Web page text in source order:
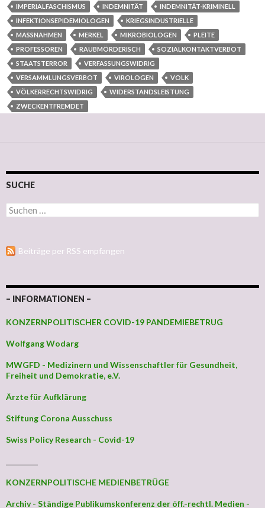
IMPERIALFASCHISMUS
INDEMNITÄT
INDEMNITÄT-KRIMINELL
INFEKTIONSEPIDEMIOLOGEN
KRIEGSINDUSTRIELLE
MASSNAHMEN
MERKEL MIKROBIOLOGEN
PLEITE
PROFESSOREN
RAUBMÖRDERISCH
SOZIALKONTAKTVERBOT
STAATSTERROR
VERFASSUNGSWIDRIG
VERSAMMLUNGSVERBOT
VIROLOGEN
VOLK
VÖLKERRECHTSWIDRIG
WIDERSTANDSLEISTUNG
ZWECKENTFREMDET
SUCHE
Suchen nach:
Beiträge per RSS empfangen
– INFORMATIONEN –
KONZERNPOLITISCHER COVID-19 PANDEMIEBETRUG
Wolfgang Wodarg
MWGFD - Medizinern und Wissenschaftler für Gesundheit,
Freiheit und Demokratie, e.V.
Ärzte für Aufklärung
Stiftung Corona Ausschuss
Swiss Policy Research - Covid-19
KONZERNPOLITISCHE MEDIENBETRÜGE
Archiv - Ständige Publikumskonferenz der öff.-rechtl. Medien -